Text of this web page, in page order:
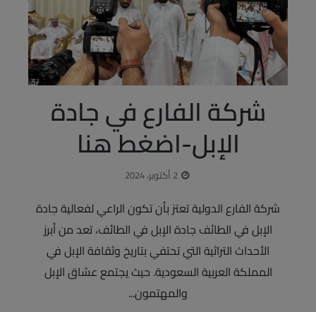
شركة الفارع في جادة
الإبل-اضغط هنا
2 أكتوبر، 2024
شركة الفارع الدولية تعتز بأن تكون الراعي لفعالية جادة
الإبل في الطائف جادة الإبل في الطائف، تعد من أبرز
الأحداث التراثية التي تحتفي بتاريخ وثقافة الإبل في
المملكة العربية السعودية. حيث يجتمع عشاق الإبل
والمهتمون...